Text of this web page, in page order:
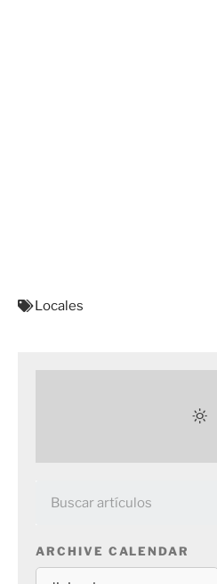
Locales
ARCHIVE CALENDAR